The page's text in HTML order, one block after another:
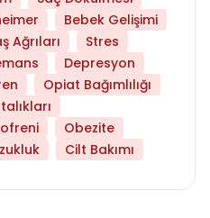
Bebek Gelişimi
Ağrıları
Stres
Depresyon
Opiat Bağımlılığı
Obezite
Cilt Bakımı